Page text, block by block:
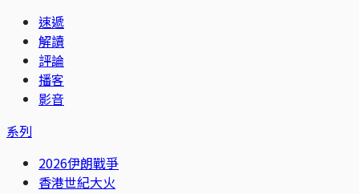
速遞
解讀
評論
播客
影音
系列
2026伊朗戰爭
香港世紀大火